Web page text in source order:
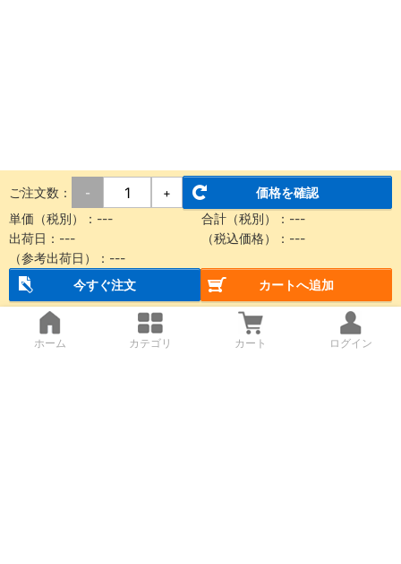
ご注文数： - +
価格を確認
単価（税別）： --- 合計（税別）： ---
出荷日： --- （税込価格）： ---
（参考出荷日）： ---
今すぐ注文
カートへ追加
ホーム カテゴリ カート ログイン